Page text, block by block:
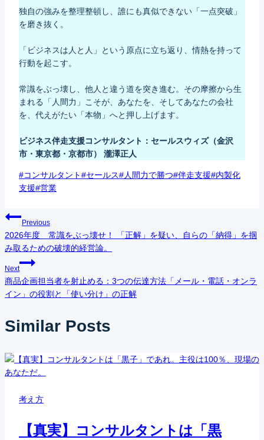
独自の強みを整理整頓し、誰にも真似できない「一点突破」
を磨き抜く。
「ビジネスは人と人」という原点に立ち返り、情熱を持って
行動を起こす。
常識をぶっ壊し、他人と違う道を突き進む。その摩擦から生
まれる「人間力」こそが、あなたを、そしてあなたの会社
を、代えがたい「本物」へと押し上げます。
ビジネス伴走支援コンサルタント：セールスウィズ（金沢
市・東京都・京都市） 瀧澤正人
Post
Tags:
#コンサルタント#セールス#人間力で勝つ#伴走支援#内製化
支援#営業
投
稿
ナ
ビ
ゲ
シ
ョ
Previous
2026年度 常識をぶっ壊せ！ 「正解」を疑い、自らの「納得」を掴
み取るための破壊的経営論。
Next
商品企画担当者を射止める：3つの伝達方法「メール・電話・オンラ
イン」の役割と「使い分け」の正解
Similar Posts
考え方
【真実】コンサルタントは「黒